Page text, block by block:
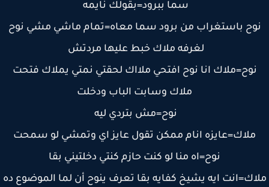
سما ببرود=بقولك نايمه
باستغراب من برود سما معاه=تمام ماشي مشي نوح
لغرفه ملاك خبط عليها مردتش
نوح=ملاك انا نوح افتحي ملااك لحقتي نمتي يملاك فتحت
ملاك وسابت الباب ودخلت
نوح=مش بتردي ليه
ملاك=عايزه انام ممكن تقول عايز اي وتمشي لو سمحت
نوح=اه منا لو كنت حازم كنتي دخلتيني بقا
ايه يشيخ كفايه بقا تعرف ينوح أن لما الموضوع ده